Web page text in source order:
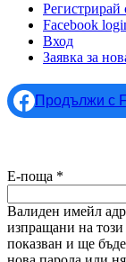
Регистрирай
Facebook
Вход
Заявка за
Продължи с
Е-поща *
Валиден имейл
изпращани на
показван и ще